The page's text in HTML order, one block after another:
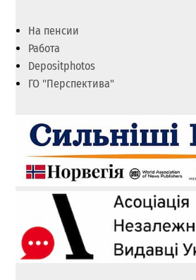
На пенсии
Работа
Depositphotos
ГО "Перспектива"